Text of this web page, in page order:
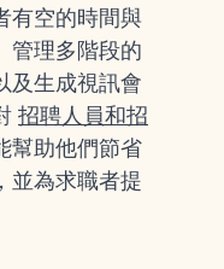
有空的時間與
管理多階段的
及生成視訊會
招聘人員和招
幫助他們節省
並為求職者提